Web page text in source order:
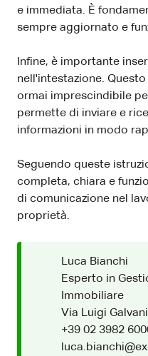
e immediata. È
sempre aggiornato e
Infine, è importante
nell'intestazione.
ormai imprescindibile
permette di inviare e
informazioni in modo
Seguendo queste
completa, chiara e
di comunicazione nel
proprietà.
Luca Bianchi
Esperto in
Immobiliare
Via Luigi
+39 02 3982